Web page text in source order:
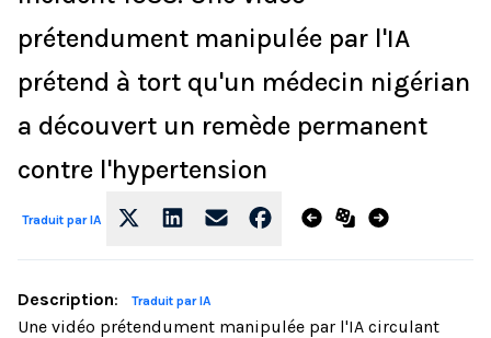
prétendument manipulée par l'IA
prétend à tort qu'un médecin nigérian
a découvert un remède permanent
contre l'hypertension
Traduit par IA
Description: Traduit par IA
Une vidéo prétendument manipulée par l'IA circulant